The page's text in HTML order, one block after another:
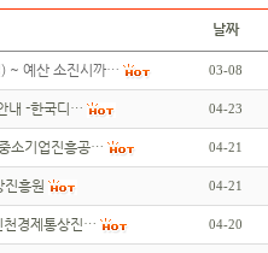
날짜
~ 예산 소진시까… 03-08
내 -한국디… 04-23
소기업진흥공… 04-21
흥원 04-21
천경제통상진… 04-20